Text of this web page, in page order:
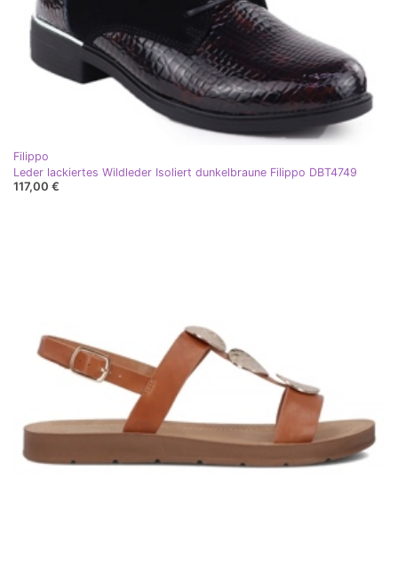
Filippo
Leder lackiertes Wildleder Isoliert dunkelbraune Filippo DBT4749
117,00 €